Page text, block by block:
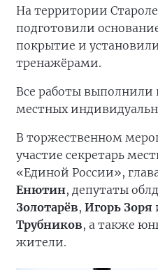
На территории
подготовили
покрытие и
тренажёрами.
Все работы выполнили
местных
В торжественном
участие секретарь
«Единой России»,
Енютин, депутаты
Золотарёв, Игорь Зоря
Трубников, а также
жители.